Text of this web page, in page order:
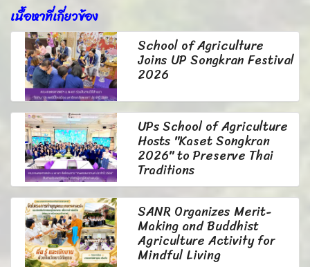
เนื้อหาที่เกี่ยวข้อง
School of Agriculture
Joins UP Songkran Festival
2026
UPs School of Agriculture
Hosts "Kaset Songkran
2026" to Preserve Thai
Traditions
SANR Organizes Merit-
Making and Buddhist
Agriculture Activity for
Mindful Living